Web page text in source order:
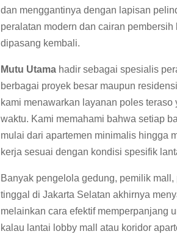
dan menggantinya dengan lapisan
peralatan modern dan cairan
dipasang kembali.
Mutu Utama hadir sebagai spesialis
berbagai proyek besar maupun
kami menawarkan layanan poles
waktu. Kami memahami bahwa setiap
mulai dari apartemen minimalis hingga
kerja sesuai dengan kondisi spesifik
Banyak pengelola gedung, pemilik
tinggal di Jakarta Selatan akhirnya
melainkan cara efektif memperpanjang
kalau lantai lobby mall atau koridor